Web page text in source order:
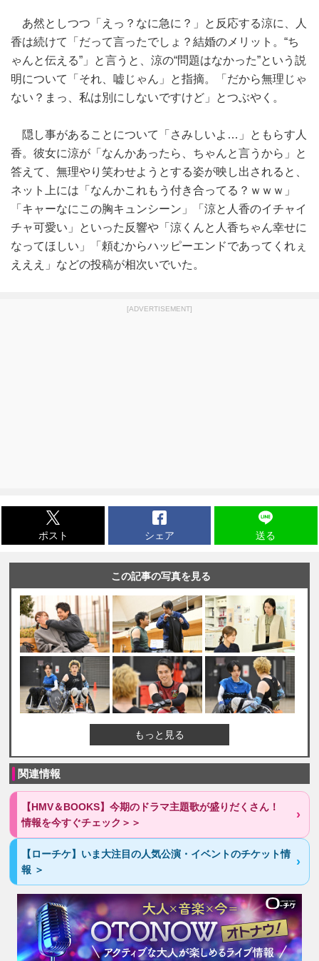
あ然としつつ「えっ？なに急に？」と反応する涼に、人
香は続けて「だって言ったでしょ？結婚のメリット。“ち
ゃんと伝える”」と言うと、涼の“問題はなかった”という説
明について「それ、嘘じゃん」と指摘。「だから無理じゃ
ない？まっ、私は別にしないですけど」とつぶやく。
隠し事があることについて「さみしいよ…」ともらす人
香。彼女に涼が「なんかあったら、ちゃんと言うから」と
答えて、無理やり笑わせようとする姿が映し出されると、
ネット上には「なんかこれもう付き合ってる？ｗｗｗ」
「キャーなにこの胸キュンシーン」「涼と人香のイチャイ
チャ可愛い」といった反響や「涼くんと人香ちゃん幸せに
なってほしい」「頼むからハッピーエンドであってくれぇ
えええ」などの投稿が相次いでいた。
[ADVERTISEMENT]
ポスト シェア 送る
この記事の写真を見る
もっと見る
関連情報
【HMV＆BOOKS】今期のドラマ主題歌が盛りだくさん！
情報を今すぐチェック＞＞
【ローチケ】いま大注目の人気公演・イベントのチケット情
報 ＞